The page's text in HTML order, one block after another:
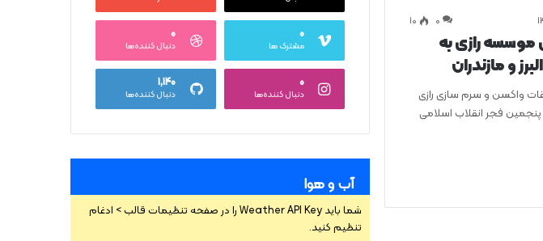
0 ۱۰
رازی به
و مازندران
واکسن و سرم سازی رازی
فجر انقلاب اسلامی
۰
مشترک ها
۰
دنبال کننده‌ها
۰
دنبال کننده‌ها
۱,۱۴۰
دنبال کننده‌ها
آب و هوا
شما باید Weather API Key را در صفحه تنظیمات قالب > ادغام
تنظیم کنید.